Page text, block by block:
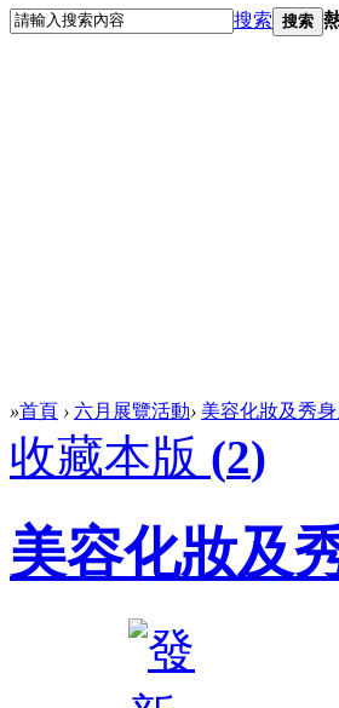
搜索 搜索
»首頁 › 六月展覽活動› 美容化妝及秀
收藏本版 (2)
美容化妝及